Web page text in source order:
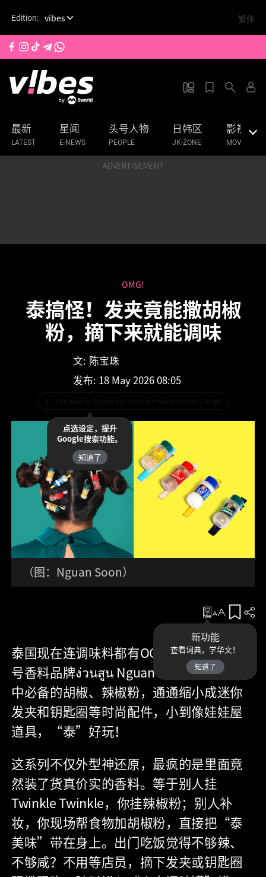
i
Edition: vibes 繁体
最新
LATEST
星闻
E-NEWS
头号人物
PEOPLE
日韩区
JK-ZONE
影视
MOVIES &
ADVERTISEMENT
泰搞怪！发夹竟能撒胡椒
粉，摘下来就能调味
OMG!
文: 陈宝珠
发布: 18 May 2026 08:05
点选设定，提升
Google搜索功能。
知道了
（图：Nguan Soon）
新功能
查看词典，学华文！
知道了
收藏
泰国现在连调味料都有OOTD了。泰国老字
号香料品牌ง่วนสูน Nguan Soon把泰国人家
中必备的胡椒、辣椒粉，通通缩小成迷你
发夹和钥匙圈等时尚配件，小到像娃娃屋
道具，“泰”好玩！
这系列不仅外型神还原，最疯的是里面竟
然装了货真价实的香料。等于别人挂
Twinkle Twinkle，你挂辣椒粉；别人补
妆，你现场帮食物加胡椒粉，直接把“泰
美味”带在身上。出门吃饭觉得不够辣、
不够咸？不用等店员，摘下发夹或钥匙圈